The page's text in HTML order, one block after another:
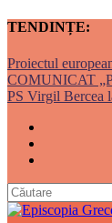
TENDINȚE:
Proiectul
COMUNICAT
PS Virgil Bercea